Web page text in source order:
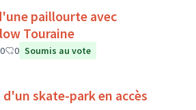
paillourte avec
Touraine
0 0 Soumis au vote
skate-park en accès